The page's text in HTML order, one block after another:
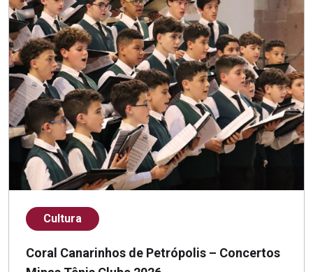
Cultura
Coral Canarinhos de Petrópolis – Concertos